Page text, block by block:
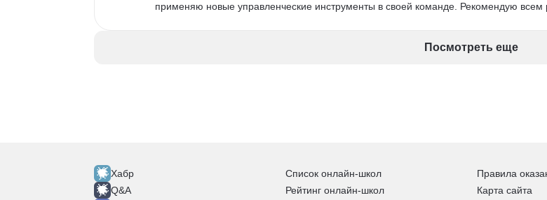
применяю новые управленческие инструменты в своей команде. Рекомендую всем
Посмотреть еще
Хабр
Q&A
Список онлайн-школ
Рейтинг онлайн-школ
Правила
Карта сайта